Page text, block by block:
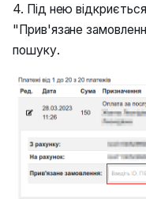
4. Під нею
"Прив'язане
пошуку.